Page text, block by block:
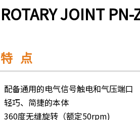
ROTARY JOINT
特 点
配备通用的电气信号触电和气压端口
轻巧、简捷的本体
360度无缝旋转（额定50rpm)